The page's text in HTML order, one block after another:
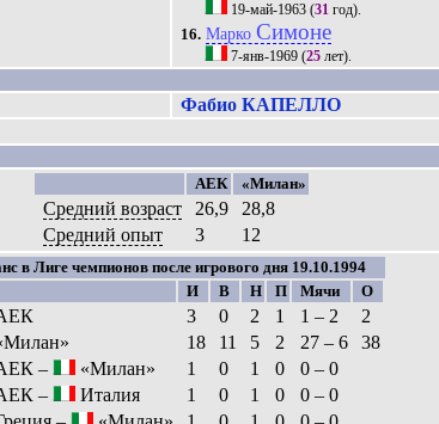
19-май-1963 (31 год).
16. МаркоСимоне
7-янв-1969 (25 лет).
Фабио КАПЕЛЛО
АЕК
«Милан»
Средний возраст 26,9
28,8
Средний опыт
3 12
в Лиге чемпионов после игрового дня 19.10.1994
И
В Н П Мячи О
3 0 2 1 1 – 2
2
18 11 5 2 27 – 6
38
–
«Милан» 1 0 1 0
0 – 0
–
Италия 1 0 1 0
0 – 0